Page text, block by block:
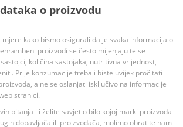
o proizvodu
mjere kako bismo osigurali da je svaka informacija o
proizvodi se često mijenjaju te se
količina sastojaka, nutritivna vrijednost,
Prije konzumacije trebali biste uvijek pročitati
a ne se oslanjati isključivo na informacije
stranici.
pitanja ili želite savjet o bilo kojoj marki proizvoda
dobavljača ili proizvođača, molimo obratite nam